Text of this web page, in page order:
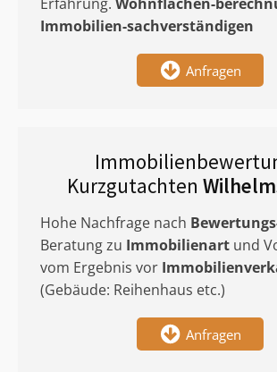
Immobilien-sachverständigen
Anfragen
Kurzgutachten
Hohe Nachfrage nach
Beratung zu Immobilienart und
vom Ergebnis vor
(Gebäude: Reihenhaus etc.)
Anfragen